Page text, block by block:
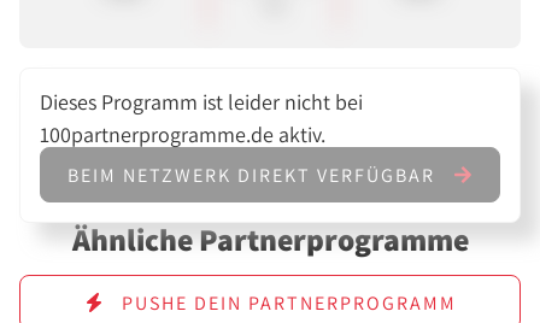
Dieses Programm ist leider nicht bei
100partnerprogramme.de aktiv.
BEIM NETZWERK DIREKT VERFÜGBAR
Ähnliche Partnerprogramme
PUSHE DEIN PARTNERPROGRAMM